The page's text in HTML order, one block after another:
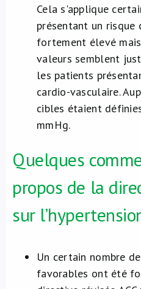
Cela s'applique
présentant un risque
fortement élevé
valeurs semblent
les patients
cardio-vasculaire.
cibles étaient
mmHg.
Quelques
propos de la
sur
Un certain nombre
favorables ont été